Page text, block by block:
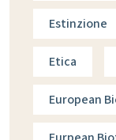
Estinzione
Etica
European